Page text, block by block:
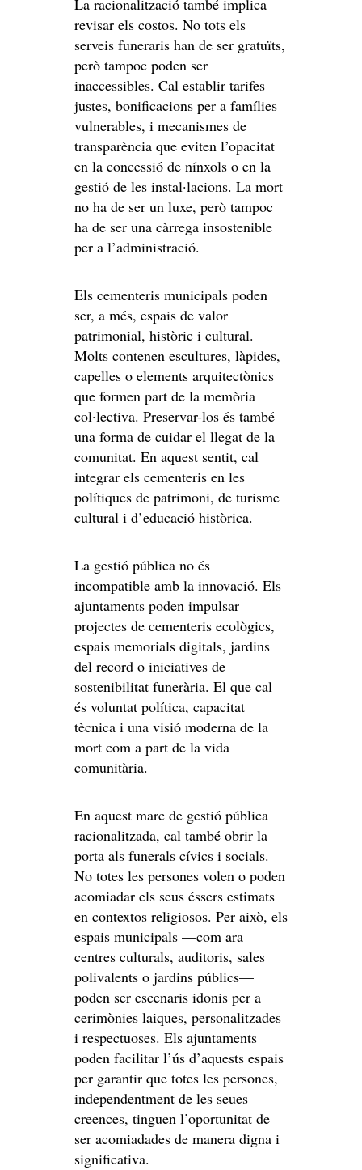
La racionalització també implica
revisar els costos. No tots els
serveis funeraris han de ser gratuïts,
però tampoc poden ser
inaccessibles. Cal establir tarifes
justes, bonificacions per a famílies
vulnerables, i mecanismes de
transparència que eviten l’opacitat
en la concessió de nínxols o en la
gestió de les instal·lacions. La mort
no ha de ser un luxe, però tampoc
ha de ser una càrrega insostenible
per a l’administració.
Els cementeris municipals poden
ser, a més, espais de valor
patrimonial, històric i cultural.
Molts contenen escultures, làpides,
capelles o elements arquitectònics
que formen part de la memòria
col·lectiva. Preservar-los és també
una forma de cuidar el llegat de la
comunitat. En aquest sentit, cal
integrar els cementeris en les
polítiques de patrimoni, de turisme
cultural i d’educació històrica.
La gestió pública no és
incompatible amb la innovació. Els
ajuntaments poden impulsar
projectes de cementeris ecològics,
espais memorials digitals, jardins
del record o iniciatives de
sostenibilitat funerària. El que cal
és voluntat política, capacitat
tècnica i una visió moderna de la
mort com a part de la vida
comunitària.
En aquest marc de gestió pública
racionalitzada, cal també obrir la
porta als funerals cívics i socials.
No totes les persones volen o poden
acomiadar els seus éssers estimats
en contextos religiosos. Per això, els
espais municipals —com ara
centres culturals, auditoris, sales
polivalents o jardins públics—
poden ser escenaris idonis per a
cerimònies laiques, personalitzades
i respectuoses. Els ajuntaments
poden facilitar l’ús d’aquests espais
per garantir que totes les persones,
independentment de les seues
creences, tinguen l’oportunitat de
ser acomiadades de manera digna i
significativa.